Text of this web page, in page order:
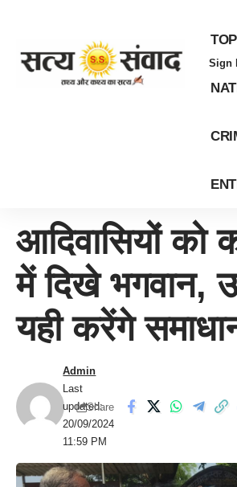
Sign
आदिवासियों को
में दिखे भगवान,
यही करेंगे
Last
updated:
20/09/2024
11:59 PM
Admin
Share